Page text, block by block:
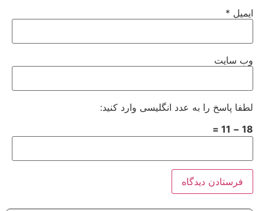
ایمیل *
وب‌ سایت
لطفا پاسخ را به عدد انگلیسی وارد کنید:
18 − 11 =